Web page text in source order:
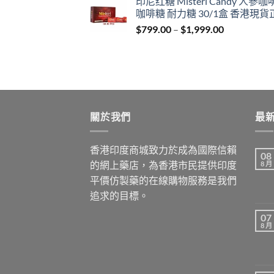
$699.00
through
$1,899.00
咖啡糖 耐力糖 30/1盒 香港現貨
$799.00 – $1,999.00Price
關於我們
香港印度商城致力於成為國際信賴
的網上藥店，為香港市民提供印度
平價仿製藥的在線購物服務是我們
追求的目標。
最
08
8 月
07
8 月